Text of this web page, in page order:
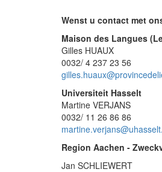
Wenst u contact met
Maison des Langues
Gilles HUAUX
0032/ 4 237 23 56
Universiteit Hasselt
Martine VERJANS
0032/ 11 26 86 86
Region Aachen -
Jan SCHLIEWERT